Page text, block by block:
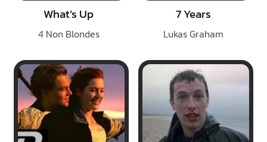
What’s Up
4 Non Blondes
7 Years
Lukas Graham